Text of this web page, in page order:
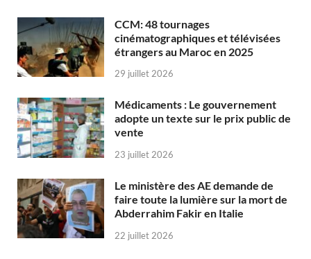
CCM: 48 tournages
cinématographiques et télévisées
étrangers au Maroc en 2025
29 juillet 2026
Médicaments : Le gouvernement
adopte un texte sur le prix public de
vente
23 juillet 2026
Le ministère des AE demande de
faire toute la lumière sur la mort de
Abderrahim Fakir en Italie
22 juillet 2026